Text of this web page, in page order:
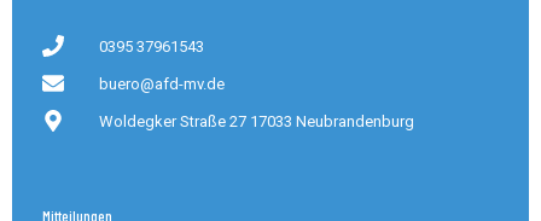
0395 37961543
buero@afd-mv.de
Woldegker Straße 27 17033 Neubrandenburg
Mitteilungen